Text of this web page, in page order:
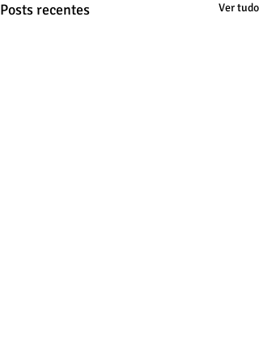
Posts recentes Ver tudo